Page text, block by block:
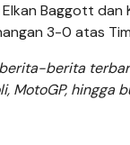
Baggott dan
3-0 atas
berita
MotoGP, hingga